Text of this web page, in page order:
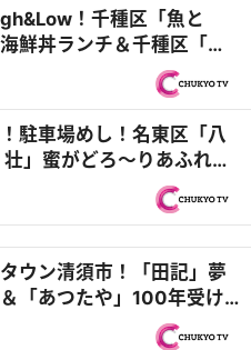
』
！千種区「魚と
鮮丼ランチ＆千種区「中
茶屋ヶ坂店」カリトロ食感
がお値打ち価格で⁉『PS
』
駐車場めし！名東区「八
」蜜がどろ～りあふれる
児市「マエジマ製パン」
ルネ『PS純金（ゴール
ウン清須市！「田記」夢
「あつたや」100年受け
ごやめし『PS純金（ゴー